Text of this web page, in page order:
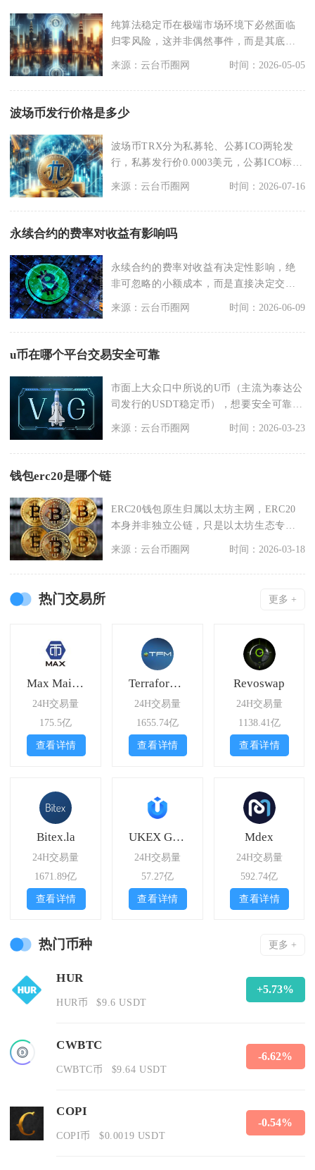
纯算法稳定币在极端市场环境下必然面临
归零风险，这并非偶然事件，而是其底层
机制存在的致命缺陷
来源：云台币圈网 时间：2026-05-05
波场币发行价格是多少
波场币TRX分为私募轮、公募ICO两轮发
行，私募发行价0.0003美元，公募ICO标准
来源：云台币圈网 时间：2026-07-16
永续合约的费率对收益有影响吗
永续合约的费率对收益有决定性影响，绝
非可忽略的小额成本，而是直接决定交易
来源：云台币圈网 时间：2026-06-09
u币在哪个平台交易安全可靠
市面上大众口中所说的U币（主流为泰达公
司发行的USDT稳定币），想要安全可靠交
易，优先选择
来源：云台币圈网 时间：2026-03-23
钱包erc20是哪个链
ERC20钱包原生归属以太坊主网，ERC20
本身并非独立公链，只是以太坊生态专属
来源：云台币圈网 时间：2026-03-18
热门交易所 更多 +
Max Maicoin
24H交易量
175.5亿
查看详情
Terraformer
24H交易量
1655.74亿
查看详情
Revoswap
24H交易量
1138.41亿
查看详情
Bitex.la
24H交易量
1671.89亿
查看详情
UKEX Global
24H交易量
57.27亿
查看详情
Mdex
24H交易量
592.74亿
查看详情
热门币种 更多 +
HUR
HUR币 $9.6 USDT
+5.73%
CWBTC
CWBTC币 $9.64 USDT
-6.62%
COPI
COPI币 $0.0019 USDT
-0.54%